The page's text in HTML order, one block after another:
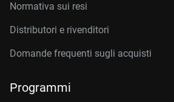
Normativa sui resi
Distributori e rivenditori
Domande frequenti sugli acquisti
Programmi